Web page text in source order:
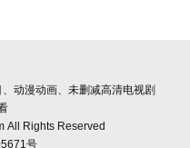
动漫动画、未删减高清电视剧
All Rights Reserved
号